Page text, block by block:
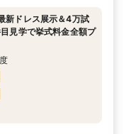
新ドレス展示＆4万試
見学で挙式料金全額プ